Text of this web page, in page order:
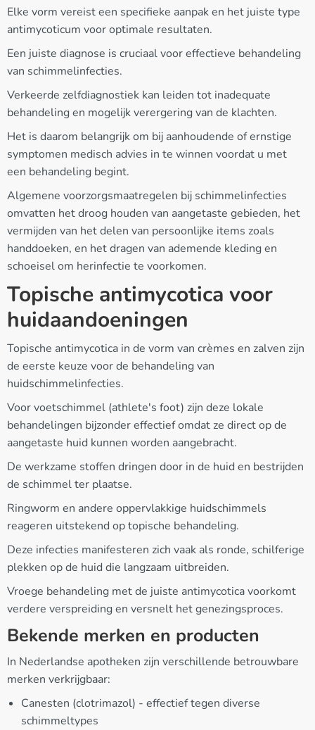
Elke vorm vereist een specifieke aanpak en het juiste type
antimycoticum voor optimale resultaten.
Een juiste diagnose is cruciaal voor effectieve behandeling
van schimmelinfecties.
Verkeerde zelfdiagnostiek kan leiden tot inadequate
behandeling en mogelijk verergering van de klachten.
Het is daarom belangrijk om bij aanhoudende of ernstige
symptomen medisch advies in te winnen voordat u met
een behandeling begint.
Algemene voorzorgsmaatregelen bij schimmelinfecties
omvatten het droog houden van aangetaste gebieden, het
vermijden van het delen van persoonlijke items zoals
handdoeken, en het dragen van ademende kleding en
schoeisel om herinfectie te voorkomen.
Topische antimycotica voor
huidaandoeningen
Topische antimycotica in de vorm van crèmes en zalven zijn
de eerste keuze voor de behandeling van
huidschimmelinfecties.
Voor voetschimmel (athlete's foot) zijn deze lokale
behandelingen bijzonder effectief omdat ze direct op de
aangetaste huid kunnen worden aangebracht.
De werkzame stoffen dringen door in de huid en bestrijden
de schimmel ter plaatse.
Ringworm en andere oppervlakkige huidschimmels
reageren uitstekend op topische behandeling.
Deze infecties manifesteren zich vaak als ronde, schilferige
plekken op de huid die langzaam uitbreiden.
Vroege behandeling met de juiste antimycotica voorkomt
verdere verspreiding en versnelt het genezingsproces.
Bekende merken en producten
In Nederlandse apotheken zijn verschillende betrouwbare
merken verkrijgbaar:
Canesten (clotrimazol) - effectief tegen diverse
schimmeltypes